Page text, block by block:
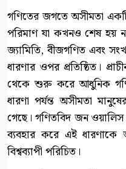
গণিতের জগতে অসীমতা
পরিমাণ যা কখনও শেষ হয়
জ্যামিতি, বীজগণিত এবং
ধারণার ওপর প্রতিষ্ঠিত।
থেকে শুরু করে আধুনিক
ধারণা পর্যন্ত অসীমতা
গেছে। গণিতবিদ জন
ব্যবহার করে এই
বিশ্বব্যাপী পরিচিত।